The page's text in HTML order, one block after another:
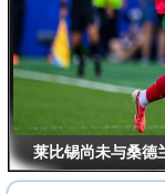
莱比锡尚未与桑德
洽